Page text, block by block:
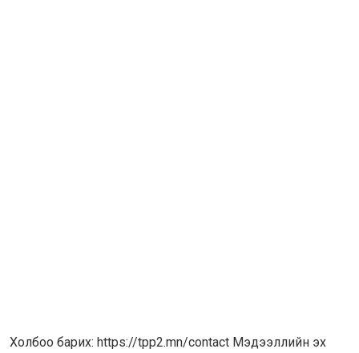
Холбоо барих: https://tpp2.mn/contact Мэдээллийн эх